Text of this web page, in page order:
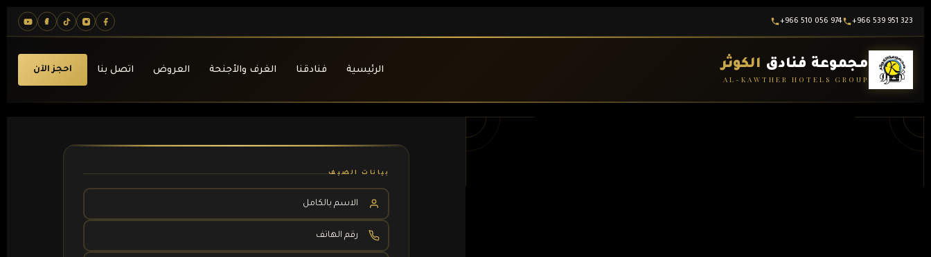
content
+966 539 951 323
+966 510 056 974
مجموعة فنادق الكوثر
AL-KAWTHER HOTELS GROUP
الرئيسية فنادقنا الغرف والأجنحة العروض اتصل بنا احجز الآن
بيانات الضيف